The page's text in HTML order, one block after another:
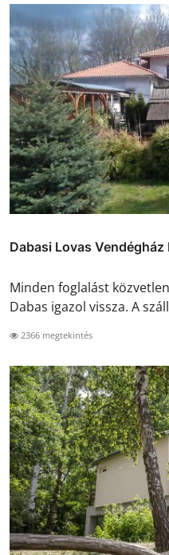
Dabasi Lovas Vendégház
Minden foglalást
Dabas igazol vissza. A
2366 megtekintés